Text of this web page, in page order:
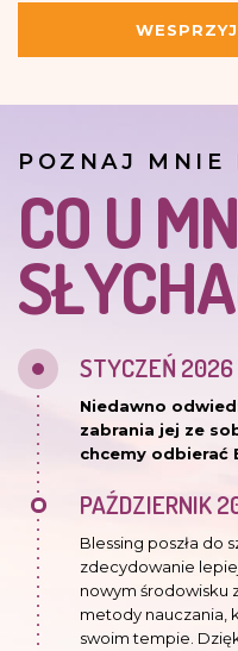
POZNAJ MNIE
CO U
STYCZEŃ 2026
Niedawno
zabrania jej ze
chcemy odbierać
PAŹDZIERNIK
Blessing poszła do
zdecydowanie
nowym środowisku
metody nauczania,
swoim tempie.